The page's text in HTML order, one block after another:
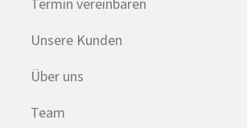
Unsere Kunden
Über uns
Team